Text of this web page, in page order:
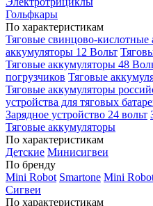
Гольфкары
По характеристикам
Тяговые свинцово-кислотные
аккумуляторы 12 Вольт
Тяговые аккумуляторы 48
погрузчиков Тяговые
Тяговые аккумуляторы
устройства для тяговых
Зарядное устройство 24 вольт
Тяговые аккумуляторы
По характеристикам
Детские Минисигвеи
По бренду
Mini Robot Smartone Mini
Сигвеи
По характеристикам